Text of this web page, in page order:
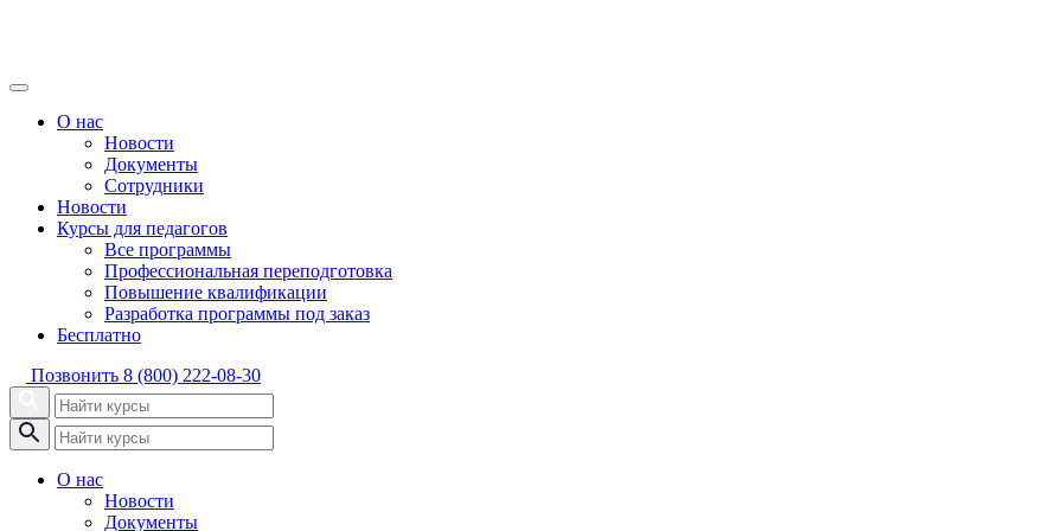
О нас
Новости
Документы
Сотрудники
Новости
Курсы для педагогов
Все программы
Профессиональная переподготовка
Повышение квалификации
Разработка программы под заказ
Бесплатно
Позвонить 8 (800) 222-08-30
О нас
Новости
Документы